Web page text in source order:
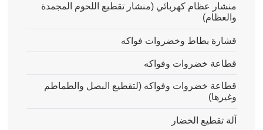
منشار عظام كهربائي (منشار تقطيع اللحوم المجمدة
والعظام)
قشارة بطاط وخضروات فواكه
قطاعة خضروات وفواكه
قطاعة خضروات وفواكه (لتقطيع البصل والطماطم
وغيرها)
آلة تقطيع الخضار